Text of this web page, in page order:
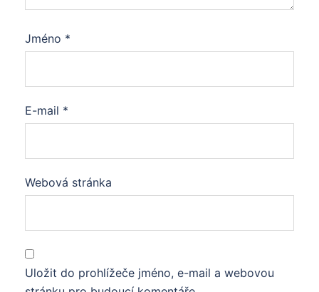
Jméno *
E-mail *
Webová stránka
Uložit do prohlížeče jméno, e-mail a webovou